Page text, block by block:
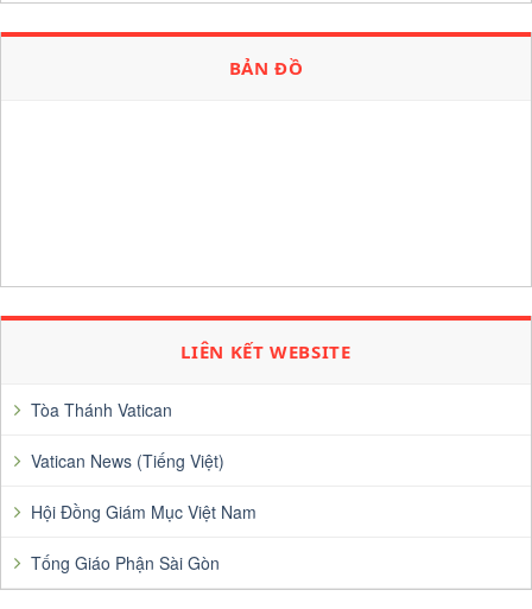
BẢN ĐỒ
LIÊN KẾT WEBSITE
Tòa Thánh Vatican
Vatican News (Tiếng Việt)
Hội Đồng Giám Mục Việt Nam
Tống Giáo Phận Sài Gòn